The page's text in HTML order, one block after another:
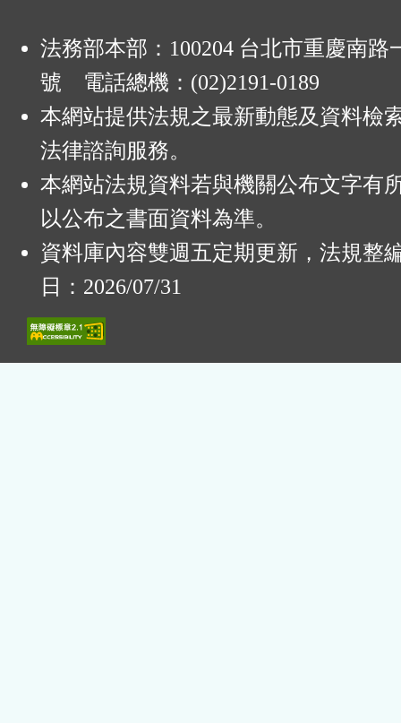
法務部本部：100204 台北市重慶南路
號 電話總機：(02)2191-0189
本網站提供法規之最新動態及資料檢
法律諮詢服務。
本網站法規資料若與機關公布文字有
以公布之書面資料為準。
資料庫內容雙週五定期更新，法規整
日：2026/07/31